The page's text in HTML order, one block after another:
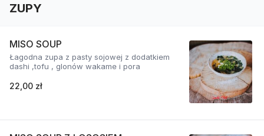
ZUPY
MISO SOUP
Łagodna zupa z pasty sojowej z dodatkiem
dashi ,tofu , glonów wakame i pora
22,00 zł